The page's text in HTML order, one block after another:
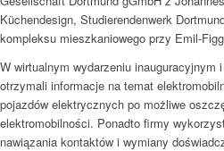
Küchendesign, Studierendenwerk
kompleksu mieszkaniowego przy Emil-
W wirtualnym wydarzeniu
otrzymali informacje na temat
pojazdów elektrycznych po możliwe
elektromobilności. Ponadto firmy
nawiązania kontaktów i wymiany